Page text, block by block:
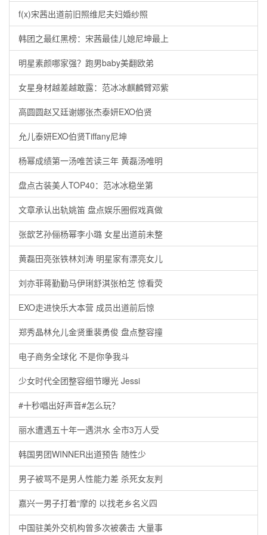
f(x)宋茜出道前旧照维尼夫妇婚纱照
韩团之最红黑榜：宋茜最佳儿媳尼坤最上
明星素颜哪家强？跑男baby美翻欧弟
女星身材越差越敢露：范冰冰麒麟臂邓紫
高圆圆赵又廷谢娜张杰泰妍EXO伯贤
允儿泰妍EXO伯贤Tiffany尼坤
杨幂成绩第一汤唯苦读三年 黄磊汤唯明
盘点古装美人TOP40：范冰冰稳坐第
文章承认出轨姚笛 盘点娱乐圈假戏真做
张歆艺孙俪杨幂李小璐 女星出道前未整
黄磊田亮张铁林刘涛 明星家有漂亮女儿
刘亦菲蒋勤勤马伊琍舒淇张柏芝 惊看荧
EXO走进快乐大本营 成员出道前后惊
郑秀晶林允儿金贤重裴勇俊 盘点整容撞
电子商务全球化 不是你争我斗
少女时代全团整容细节曝光 Jessi
#十秒唱出好声音#怎么玩？
丽水遭遇五十年一遇洪水 全市3万人受
韩国男团WINNER出道预告 随性少
男子被骂不是男人性能力差 杀死女友判
嘉兴一男子打着“摩的 以找老乡名义四
中国驻美外交机构曾多次被袭击 大量事